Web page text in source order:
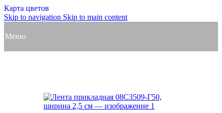
Карта цветов
Skip to navigation Skip to main content
Меню